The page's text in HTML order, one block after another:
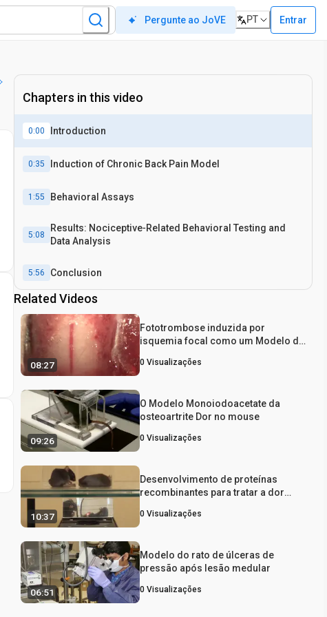
Pergunte ao JoVE PT Entrar
Chapters in this video
0:00 Introduction
0:35 Induction of Chronic Back Pain Model
1:55 Behavioral Assays
5:08
Results: Nociceptive‐Related Behavioral Testing and
Data Analysis
5:56 Conclusion
Related Videos
08:27
Fototrombose induzida por
isquemia focal como um Modelo de
0 Visualizações
09:26
O Modelo Monoiodoacetate da
osteoartrite Dor no mouse
0 Visualizações
10:37
Desenvolvimento de proteínas
recombinantes para tratar a dor
0 Visualizações
06:51
Modelo do rato de úlceras de
pressão após lesão medular
0 Visualizações